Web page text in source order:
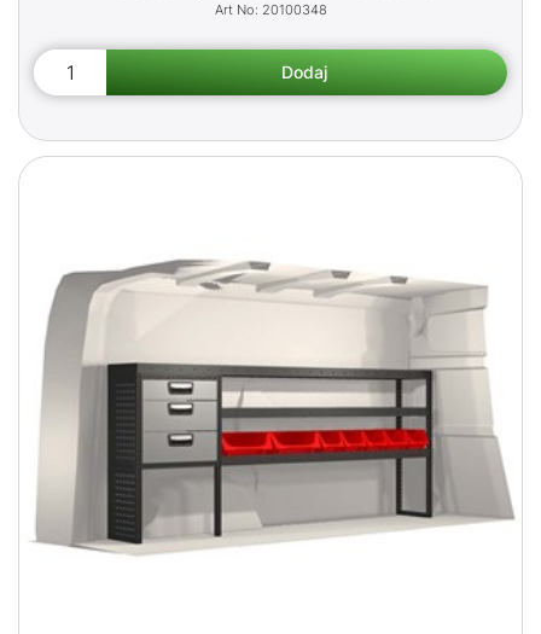
20100348